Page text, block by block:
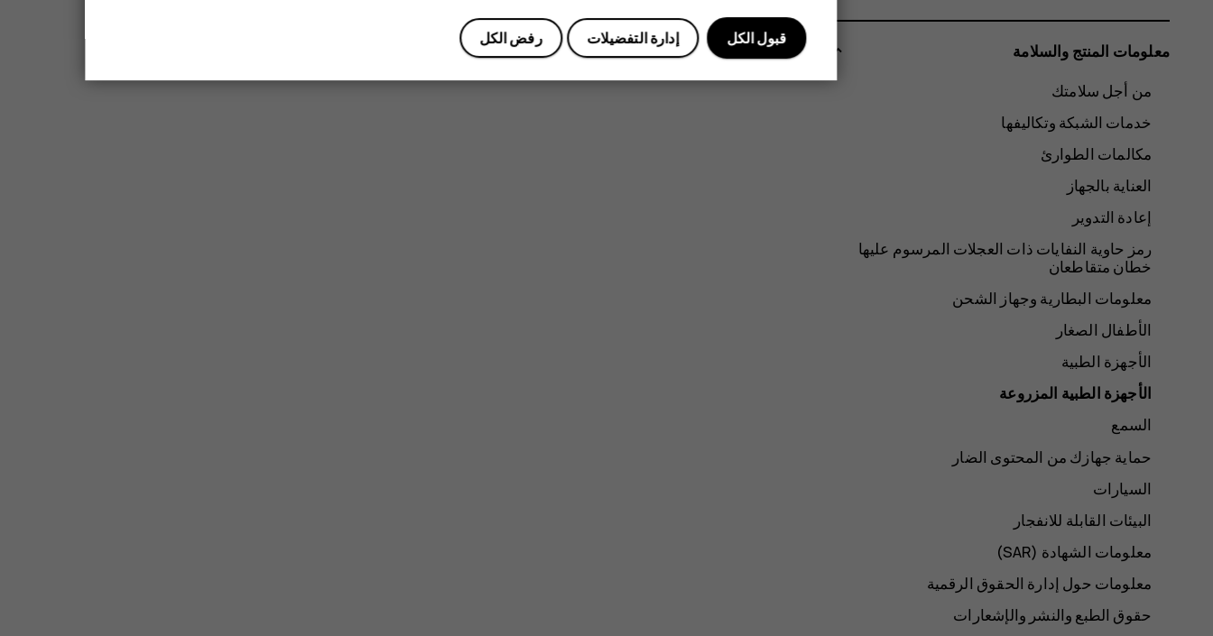
معلومات المنتج والسلامة
من أجل سلامتك
خدمات الشبكة وتكاليفها
مكالمات الطوارئ
العناية بالجهاز
إعادة التدوير
رمز حاوية النفايات ذات العجلات المرسوم عليها
خطان متقاطعان
معلومات البطارية وجهاز الشحن
الأطفال الصغار
الأجهزة الطبية
الأجهزة الطبية المزروعة
السمع
حماية جهازك من المحتوى الضار
السيارات
البيئات القابلة للانفجار
معلومات الشهادة (SAR‏)
معلومات حول إدارة الحقوق الرقمية
حقوق الطبع والنشر والإشعارات
رفض الكل إدارة التفضيلات قبول الكل